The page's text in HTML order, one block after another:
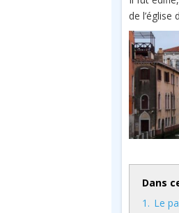
de l’église
Dans
1. Le